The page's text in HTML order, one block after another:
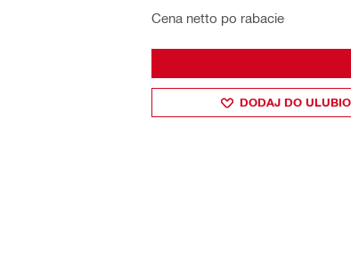
Cena netto po rabacie
DODAJ DO